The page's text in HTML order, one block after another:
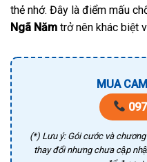
thẻ nhớ. Đây là điểm mấu
Ngã Năm trở nên khác biệt
MUA
(*) Lưu ý: Gói cước và
thay đổi nhưng chưa cập